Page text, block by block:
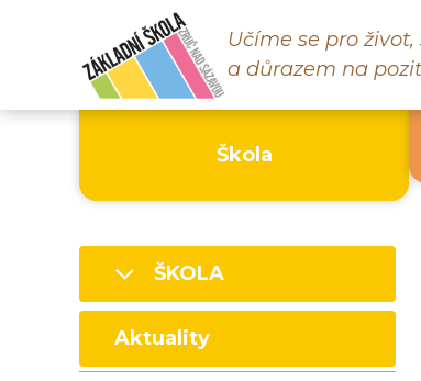
Učíme se pro
a důrazem na
Škola
ŠKOLA
Aktuality